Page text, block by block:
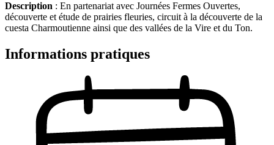
Description : En partenariat avec Journées Fermes Ouvertes,
découverte et étude de prairies fleuries, circuit à la découverte de la
cuesta Charmoutienne ainsi que des vallées de la Vire et du Ton.
Informations pratiques